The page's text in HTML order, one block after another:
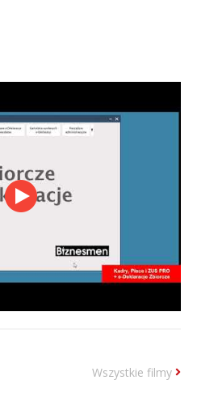
Wszystkie filmy